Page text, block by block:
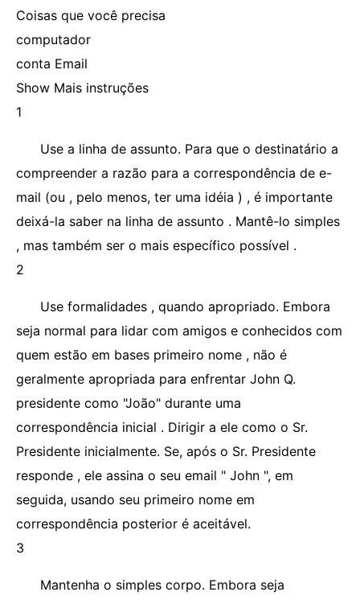
Coisas que você precisa
computador
conta Email
Show Mais instruções
1
Use a linha de assunto. Para que o destinatário a
compreender a razão para a correspondência de e-
mail (ou , pelo menos, ter uma idéia ) , é importante
deixá-la saber na linha de assunto . Mantê-lo simples
, mas também ser o mais específico possível .
2
Use formalidades , quando apropriado. Embora
seja normal para lidar com amigos e conhecidos com
quem estão em bases primeiro nome , não é
geralmente apropriada para enfrentar John Q.
presidente como "João" durante uma
correspondência inicial . Dirigir a ele como o Sr.
Presidente inicialmente. Se, após o Sr. Presidente
responde , ele assina o seu email " John ", em
seguida, usando seu primeiro nome em
correspondência posterior é aceitável.
3
Mantenha o simples corpo. Embora seja